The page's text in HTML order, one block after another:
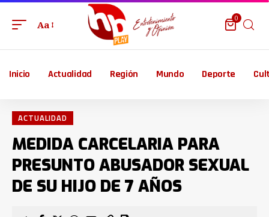
Aa
0
Inicio Actualidad Región Mundo Deporte
ACTUALIDAD
MEDIDA CARCELARIA PARA
PRESUNTO ABUSADOR SEXUAL
DE SU HIJO DE 7 AÑOS